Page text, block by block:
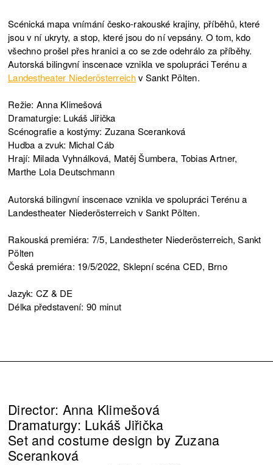
Scénická mapa vnímání česko-rakouské krajiny, příběhů, které
jsou v ní ukryty, a stop, které jsou do ní vepsány. O tom, kdo
všechno prošel přes hranici a co se zde odehrálo za příběhy.
Autorská bilingvní inscenace vznikla ve spolupráci Terénu a
Landestheater Niederösterreichv Sankt Pölten.
Režie: Anna Klimešová
Dramaturgie: Lukáš Jiřička
Scénografie a kostýmy: Zuzana Sceranková
Hudba a zvuk: Michal Cáb
Hrají: Milada Vyhnálková, Matěj Šumbera, Tobias Artner,
Marthe Lola Deutschmann
Autorská bilingvní inscenace vznikla ve spolupráci Terénu a
Landestheater Niederösterreich v Sankt Pölten.
Rakouská premiéra: 7/5, Landestheter Niederösterreich, Sankt
Pölten
Česká premiéra: 19/5/2022, Sklepní scéna CED, Brno
Jazyk: CZ & DE
Délka představení: 90 minut
Director: Anna Klimešová
Dramaturgy: Lukáš Jiřička
Set and costume design by Zuzana
Sceranková